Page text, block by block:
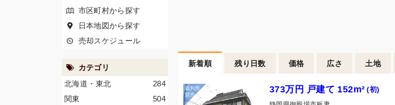
新着順 残り日数 価格 広さ 土地
373万円 戸建て 152m² (初)
市区町村から探す
日本地図から探す
売却スケジュール
カテゴリ
284
北海道・東北
504
関東